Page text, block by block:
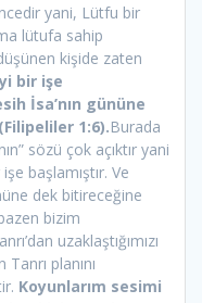
yani, Lütfu bir
lütufa sahip
kişide zaten
bir işe
İsa’nın gününe
1:6).Burada
sözü çok açıktır yani
başlamıştır. Ve
dek bitireceğine
bizim
uzaklaştığımızı
planını
Koyunlarım sesimi